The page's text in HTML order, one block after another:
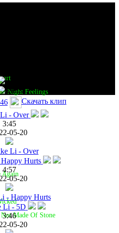
Night Feelings
Again
Made Of Stone
Скачать клип
3:45
05-20
Li - Over
4:57
05-20
- Happy Hurts
3:46
05-20